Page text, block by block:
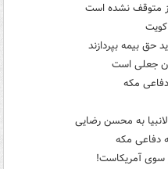
متوقف نشده است
جعلی است
مکه
به محسن رضایی
دفاعی مکه
سوی آمریکاست!